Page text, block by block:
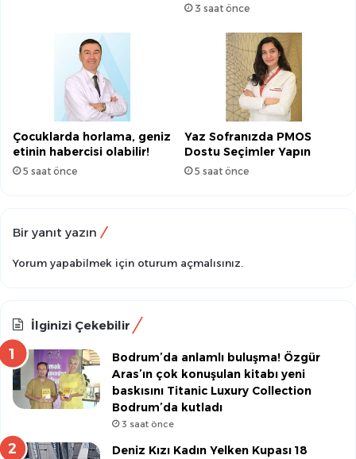
3 saat önce
Çocuklarda horlama, geniz
etinin habercisi olabilir!
5 saat önce
Yaz Sofranızda PMOS
Dostu Seçimler Yapın
5 saat önce
Bir yanıt yazın
Yorum yapabilmek için oturum açmalısınız.
İlginizi Çekebilir
Bodrum’da anlamlı buluşma! Özgür
Aras’ın çok konuşulan kitabı yeni
baskısını Titanic Luxury Collection
Bodrum’da kutladı
3 saat önce
Deniz Kızı Kadın Yelken Kupası 18